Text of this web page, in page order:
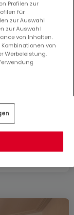
Profilen zur
für
zur Auswahl
zur Auswahl
von Inhalten.
von
Werbeleistung.